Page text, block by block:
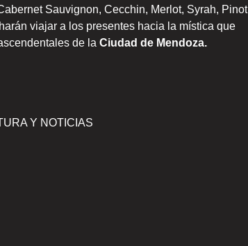
Sauvignon, Cecchin, Merlot, Syrah, Pinot
viajar a los presentes hacia la mística que
de la Ciudad de Mendoza.
Y NOTICIAS